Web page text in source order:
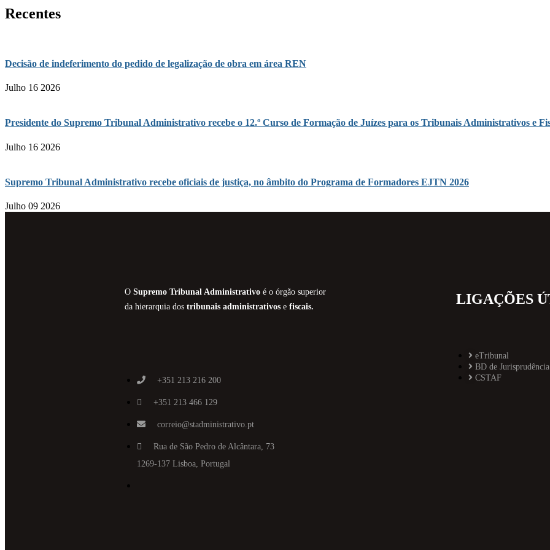
Recentes
Decisão de indeferimento do pedido de legalização de obra em área REN
Julho 16 2026
Presidente do Supremo Tribunal Administrativo recebe o 12.º Curso de Formação de Juízes para os Tribunais Administrativos e
Julho 16 2026
Supremo Tribunal Administrativo recebe oficiais de justiça, no âmbito do Programa de Formadores EJTN 2026
Julho 09 2026
O Supremo Tribunal Administrativo é o órgão superior
da hierarquia dos tribunais administrativos e fiscais.
+351 213 216 200
+351 213 466 129
correio@stadministrativo.pt
Rua de São Pedro de Alcântara, 73
1269-137 Lisboa, Portugal
LIGAÇÕES
eTribunal
BD de Jurisprudência
CSTAF